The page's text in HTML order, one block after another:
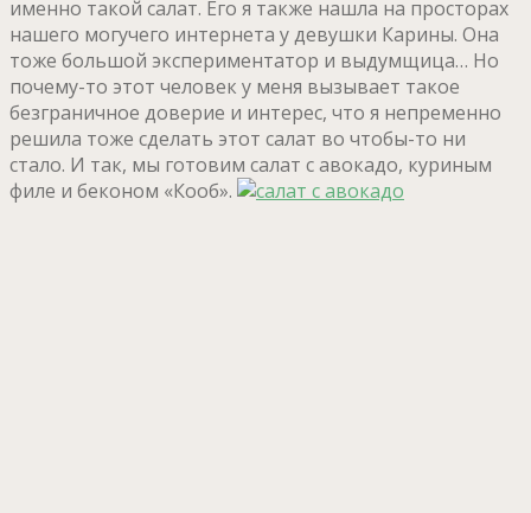
именно такой салат. Его я также нашла на просторах
нашего могучего интернета у девушки Карины. Она
тоже большой экспериментатор и выдумщица… Но
почему-то этот человек у меня вызывает такое
безграничное доверие и интерес, что я непременно
решила тоже сделать этот салат во чтобы-то ни
стало. И так, мы готовим салат с авокадо, куриным
филе и беконом «Кооб».